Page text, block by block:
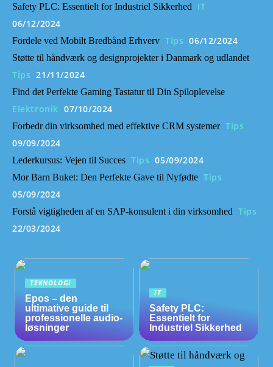
Safety PLC: Essentielt for Industriel Sikkerhed IT
06/12/2024
Fordele ved Mobilt Bredbånd Erhverv Tips 06/12/2024
Støtte til håndværk og designprojekter i Danmark og udlandet
Tips 21/11/2024
Find det Perfekte Gaming Tastatur til Din Spiloplevelse
Elektronik 07/10/2024
Forbedr din virksomhed med effektive CRM systemer Tips
09/09/2024
Lederkursus: Vejen til Succes Tips 05/09/2024
Mor Barn Buket: Den Perfekte Gave til Nyfødte Tips
05/09/2024
Forstå vigtigheden af en SAP-konsulent i din virksomhed Tips
22/03/2024
TEKNOLOGI
Epos – den
ultimative guide til
professionelle audio-
løsninger
IT
Safety PLC:
Essentielt for
Industriel Sikkerhed